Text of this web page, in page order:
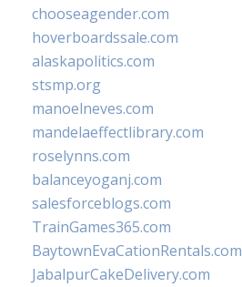
chooseagender.com
hoverboardssale.com
alaskapolitics.com
stsmp.org
manoelneves.com
mandelaeffectlibrary.com
roselynns.com
balanceyoganj.com
salesforceblogs.com
TrainGames365.com
BaytownEvaCationRentals.com
JabalpurCakeDelivery.com